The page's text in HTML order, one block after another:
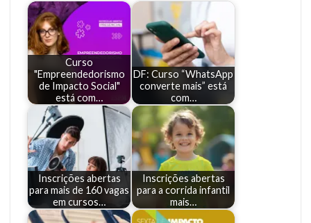
Curso
"Empreendedorismo
de Impacto Social"
está com…
DF: Curso “WhatsApp
converte mais” está
com…
Inscrições abertas
para mais de 160 vagas
em cursos…
Inscrições abertas
para a corrida infantil
mais…